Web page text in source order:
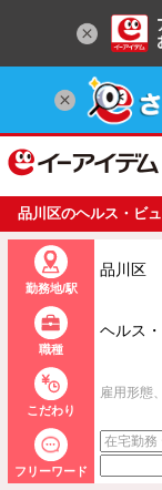
品川区のヘルス・ビ
勤務地/駅
品川区
職種
ヘルス
こだわり
雇用形態
フリーワード